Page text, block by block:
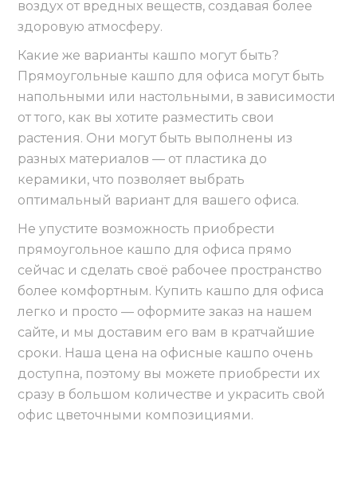
воздух от вредных веществ, создавая более
здоровую атмосферу.
Какие же варианты кашпо могут быть?
Прямоугольные кашпо для офиса могут быть
напольными или настольными, в зависимости
от того, как вы хотите разместить свои
растения. Они могут быть выполнены из
разных материалов — от пластика до
керамики, что позволяет выбрать
оптимальный вариант для вашего офиса.
Не упустите возможность приобрести
прямоугольное кашпо для офиса прямо
сейчас и сделать своё рабочее пространство
более комфортным. Купить кашпо для офиса
легко и просто — оформите заказ на нашем
сайте, и мы доставим его вам в кратчайшие
сроки. Наша цена на офисные кашпо очень
доступна, поэтому вы можете приобрести их
сразу в большом количестве и украсить свой
офис цветочными композициями.